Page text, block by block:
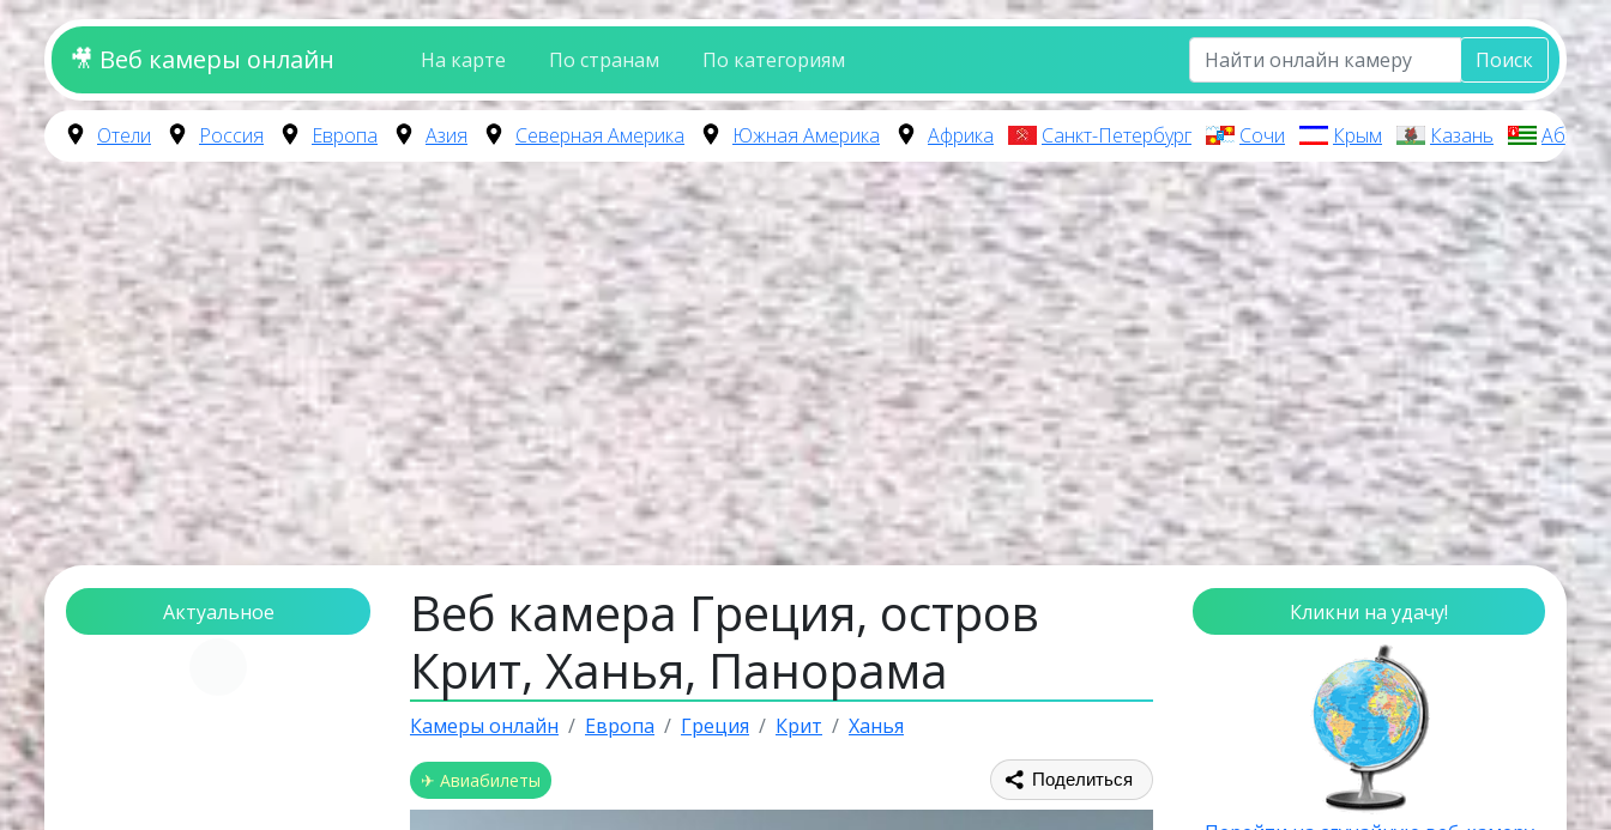
🎥 Веб камеры онлайн На карте По странам По категориям Поиск
Отели Россия Европа Азия Северная Америка Южная Америка Африка Санкт-Петербург Сочи Крым Казань
Актуальное
Веб камера Греция, остров
Крит, Ханья, Панорама
Камеры онлайн Европа Греция Крит Ханья
✈ Авиабилеты Поделиться
Кликни на удачу!